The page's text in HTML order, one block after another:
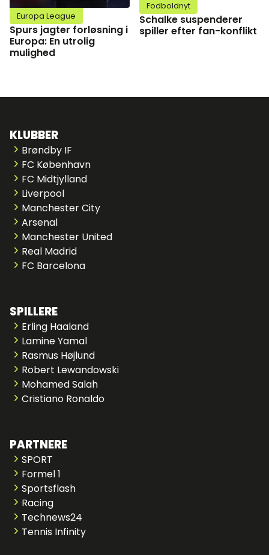
Europa League
Spurs jagter forløsning i
Europa: En utrolig
mulighed
Fodboldnyt
Schalke suspenderer
spiller efter fan-konflikt
KLUBBER
Brøndby IF
FC København
FC Midtjylland
Liverpool
Manchester City
Arsenal
Manchester United
Real Madrid
FC Barcelona
SPILLERE
Erling Haaland
Lamine Yamal
Rasmus Højlund
Robert Lewandowski
Mohamed Salah
Cristiano Ronaldo
PARTNERE
SPORT
Formel 1
Sportsflash
Racing
Technews24
Tennis Infinity